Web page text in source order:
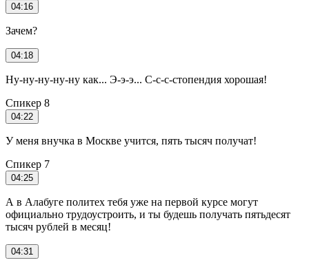
04:16
Зачем?
04:18
Ну-ну-ну-ну-ну как... Э-э-э... С-с-с-стопендия хорошая!
Спикер 8
04:22
У меня внучка в Москве учится, пять тысяч получат!
Спикер 7
04:25
А в Алабуге политех тебя уже на первой курсе могут
официально трудоустроить, и ты будешь получать пятьдесят
тысяч рублей в месяц!
04:31